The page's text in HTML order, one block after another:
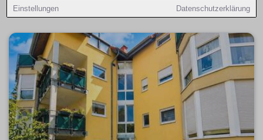
Einstellungen Datenschutzerklärung